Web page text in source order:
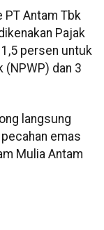
PT Antam Tbk
Pajak
persen untuk
(NPWP) dan 3
langsung
emas
Mulia Antam